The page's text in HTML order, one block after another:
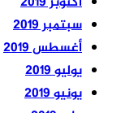
سبتمبر 2019
أغسطس 2019
يوليو 2019
يونيو 2019